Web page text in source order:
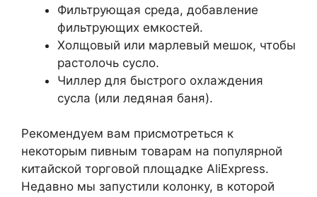
Фильтрующая среда, добавление
фильтрующих емкостей.
Холщовый или марлевый мешок, чтобы
растолочь сусло.
Чиллер для быстрого охлаждения
сусла (или ледяная баня).
Рекомендуем вам присмотреться к
некоторым пивным товарам на популярной
китайской торговой площадке AliExpress.
Недавно мы запустили колонку, в которой